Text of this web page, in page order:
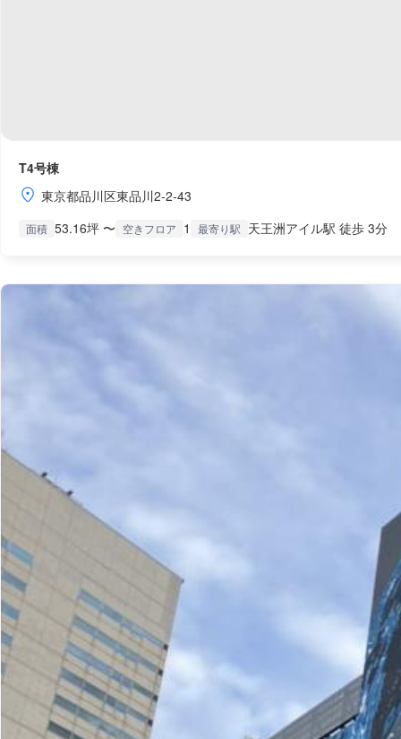
T4号棟
東京都品川区東品川2-2-43
面積 53.16坪 〜 空きフロア 1 最寄り駅 天王洲アイル駅 徒歩 3分